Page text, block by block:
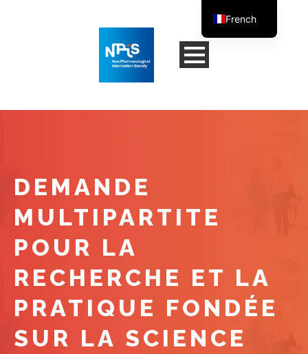
DEMANDE
MULTIPARTITE
POUR LA
RECHERCHE ET LA
PRATIQUE FONDÉE
SUR LA SCIENCE
French
English